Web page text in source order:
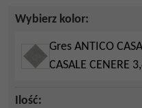
Wybierz kolor:
Gres ANTICO
CASALE CENERE
Ilość: